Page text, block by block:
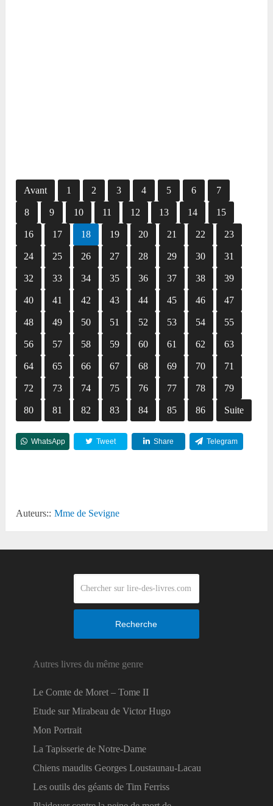
Avant 1 2 3 4 5 6 7
8 9 10 11 12 13 14 15
16 17 18 19 20 21 22 23
24 25 26 27 28 29 30 31
32 33 34 35 36 37 38 39
40 41 42 43 44 45 46 47
48 49 50 51 52 53 54 55
56 57 58 59 60 61 62 63
64 65 66 67 68 69 70 71
72 73 74 75 76 77 78 79
80 81 82 83 84 85 86 Suite
WhatsApp Tweet Share Telegram
Auteurs:: Mme de Sevigne
Recherche
Autres livres du même genre
Le Comte de Moret – Tome II
Etude sur Mirabeau de Victor Hugo
Mon Portrait
La Tapisserie de Notre-Dame
Chiens maudits Georges Loustaunau-Lacau
Les outils des géants de Tim Ferriss